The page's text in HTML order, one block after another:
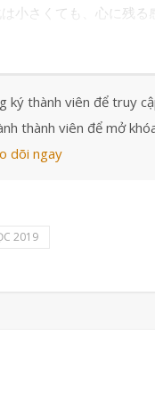
小さくても、心に残る
ký thành viên để truy
thành viên để mở
dõi ngay
2019